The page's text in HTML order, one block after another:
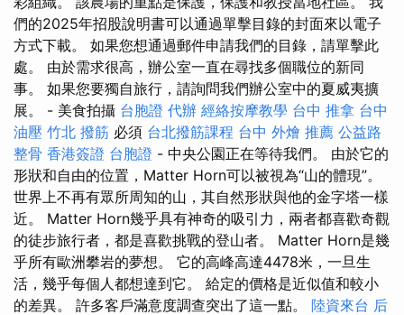
們的2025年招股說明書可以通過單擊目錄的封面來以電子
方式下載。 如果您想通過郵件申請我們的目錄，請單擊此
處。 由於需求很高，辦公室一直在尋找多個職位的新同
事。 如果您要獨自旅行，請詢問我們辦公室中的夏威夷擴
展。 - 美食拍攝 台胞證 代辦 經絡按摩教學 台中 推拿 台中
油壓 竹北 撥筋 必須 台北撥筋課程 台中 外燴 推薦 公益路
整骨 香港簽證 台胞證 - 中央公園正在等待我們。 由於它的
形狀和自由的位置，Matter Horn可以被視為“山的體現”。
世界上不再有眾所周知的山，其自然形狀與他的金字塔一樣
近。 Matter Horn幾乎具有神奇的吸引力，兩者都喜歡奇觀
的徒步旅行者，都是喜歡挑戰的登山者。 Matter Horn是幾
乎所有歐洲攀岩的夢想。 它的高峰高達4478米，一旦生
活，幾乎每個人都想達到它。 給定的價格是近似值和較小
的差異。 許多客戶滿意度調查突出了這一點。 陸資來台 后